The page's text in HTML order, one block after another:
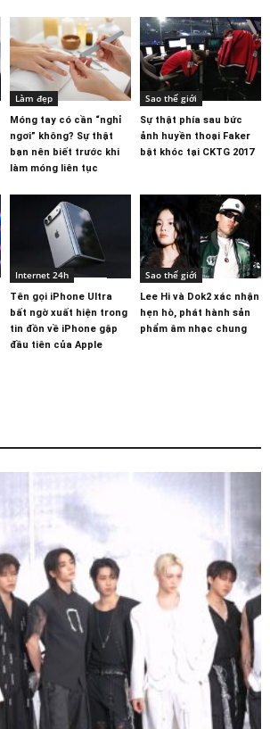
Làm đẹp
Móng tay có cần “nghỉ
ngơi” không? Sự thật
bạn nên biết trước khi
làm móng liên tục
Sao thế giới
Sự thật phía sau bức
ảnh huyền thoại Faker
bật khóc tại CKTG 2017
Internet 24h
Tên gọi iPhone Ultra
bất ngờ xuất hiện trong
tin đồn về iPhone gập
đầu tiên của Apple
Sao thế giới
Lee Hi và Dok2 xác nhận
hẹn hò, phát hành sản
phẩm âm nhạc chung